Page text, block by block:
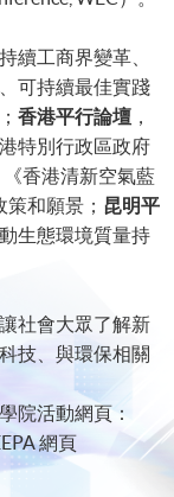
續工商界變革、
可持續最佳實踐
香港平行論壇，
特別行政區政府
香港清新空氣藍
和願景； 昆明平
生態環境質量持
社會大眾了解新
技、與環保相關
院活動網頁：
網頁